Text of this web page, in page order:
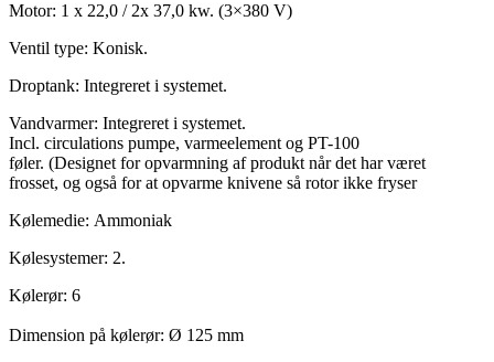
Motor: 1 x 22,0 / 2x 37,0 kw. (3×380 V)
Ventil type: Konisk.
Droptank: Integreret i systemet.
Vandvarmer: Integreret i systemet.
Incl. circulations pumpe, varmeelement og PT-100
føler. (Designet for opvarmning af produkt når det har været
frosset, og også for at opvarme knivene så rotor ikke fryser
Kølemedie: Ammoniak
Kølesystemer: 2.
Kølerør: 6
Dimension på kølerør: Ø 125 mm